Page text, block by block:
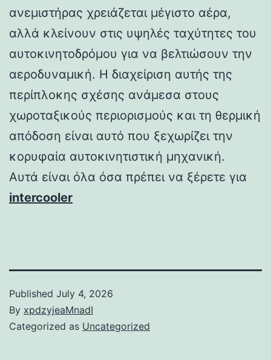
ανεμιστήρας χρειάζεται μέγιστο αέρα,
αλλά κλείνουν στις υψηλές ταχύτητες του
αυτοκινητοδρόμου για να βελτιώσουν την
αεροδυναμική. Η διαχείριση αυτής της
περίπλοκης σχέσης ανάμεσα στους
χωροταξικούς περιορισμούς και τη θερμική
απόδοση είναι αυτό που ξεχωρίζει την
κορυφαία αυτοκινητιστική μηχανική.
Αυτά είναι όλα όσα πρέπει να ξέρετε για
intercooler
Published July 4, 2026
By xpdzyjeaMnadI
Categorized as Uncategorized